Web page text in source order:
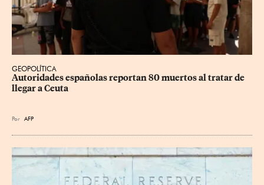
GEOPOLÍTICA
Autoridades españolas reportan 80 muertos al tratar de
llegar a Ceuta
Por AFP